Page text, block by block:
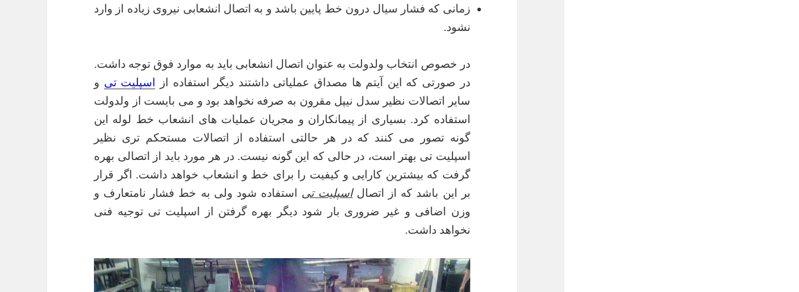
زمانی که فشار سیال درون خط پایین باشد و به اتصال انشعابی نیروی زیاده از وارد
نشود.
در خصوص انتخاب ولدولت به عنوان اتصال انشعابی باید به موارد فوق توجه داشت.
در صورتی که این آیتم ها مصداق عملیاتی داشتند دیگر استفاده از
اسپلیت تی و
سایر اتصالات نظیر سدل نیپل مقرون به صرفه نخواهد بود و می بایست از ولدولت
استفاده کرد. بسیاری از پیمانکاران و مجریان عملیات های انشعاب خط لوله این
گونه تصور می کنند که در هر حالتی استفاده از اتصالات مستحکم تری نظیر
اسپلیت تی بهتر است، در حالی که این گونه نیست. در هر مورد باید از اتصالی بهره
گرفت که بیشترین کارایی و کیفیت را برای خط و انشعاب خواهد داشت. اگر قرار
بر این باشد که از اتصالاسپلیت تی استفاده شود ولی به خط فشار نامتعارف و
وزن اضافی و غیر ضروری بار شود دیگر بهره گرفتن از اسپلیت تی توجیه فنی
نخواهد داشت.